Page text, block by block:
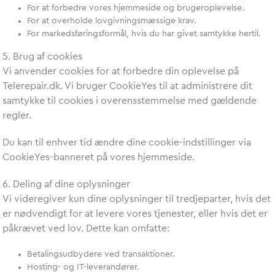
For at forbedre vores hjemmeside og brugeroplevelse.
For at overholde lovgivningsmæssige krav.
For markedsføringsformål, hvis du har givet samtykke hertil.
5. Brug af cookies
Vi anvender cookies for at forbedre din oplevelse på
Telerepair.dk. Vi bruger CookieYes til at administrere dit
samtykke til cookies i overensstemmelse med gældende
regler.
Du kan til enhver tid ændre dine cookie-indstillinger via
CookieYes-banneret på vores hjemmeside.
6. Deling af dine oplysninger
Vi videregiver kun dine oplysninger til tredjeparter, hvis det
er nødvendigt for at levere vores tjenester, eller hvis det er
påkrævet ved lov. Dette kan omfatte:
Betalingsudbydere ved transaktioner.
Hosting- og IT-leverandører.